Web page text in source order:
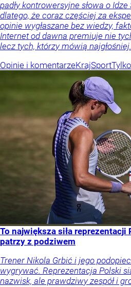
padły kontrowersyjne słowa o Idze
dlatego, że coraz częściej za
opinie wygłaszane bez wiedzy,
Internet od dawna premiuje nie
lecz tych, którzy mówią najgłośniej.
Opinie i komentarzeKrajSport
To największa siła
patrzy z podziwem
Trener Nikola Grbić i jego
wygrywać. Reprezentacja Polski
nazwisk, ale prawdziwy zespół i